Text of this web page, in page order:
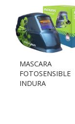
MASCARA
FOTOSENSIBLE
INDURA